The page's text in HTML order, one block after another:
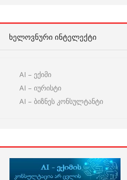
ᲮᲔᲚᲝᲕᲜᲣᲠᲘ ᲘᲜᲢᲔᲚᲔᲥᲢᲘ
AI – ექიმი
AI – იურისტი
AI – ბიზნეს კონსულტანტი